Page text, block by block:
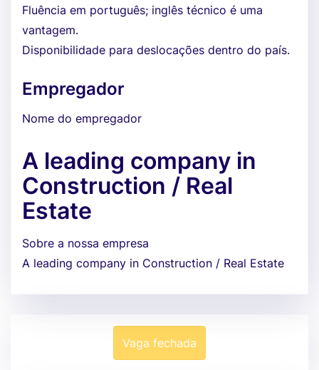
Fluência em português; inglês técnico é uma
vantagem.
Disponibilidade para deslocações dentro do país.
Empregador
Nome do empregador
A leading company in
Construction / Real
Estate
Sobre a nossa empresa
A leading company in Construction / Real Estate
Vaga fechada